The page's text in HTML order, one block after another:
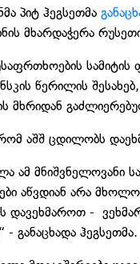
პიტ ჰეგსეთმა
მხარდაჭერა
წერილის შესახებ,
მხრიდან
რომ აშშ ცდილობს
ამ მნიშვნელოვანი
აწვდიან არა
დავეხმაროთ -
- განაცხადა ჰეგსეთმა.